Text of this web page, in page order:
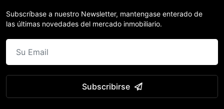
Subscríbase a nuestro Newsletter, mantengase enterado de
las últimas novedades del mercado inmobiliario.
Subscribirse